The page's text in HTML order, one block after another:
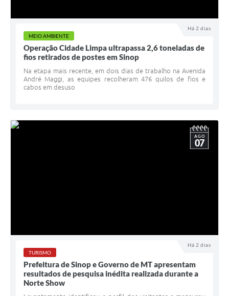
Há 2 dias
MEIO AMBIENTE
Operação Cidade Limpa ultrapassa 2,6 toneladas de
fios retirados de postes em Sinop
Na etapa mais recente, em dois dias de trabalho na Avenida
André Maggi, as equipes recolheram 476 quilos de fios e
cabos em desuso
Há 2 dias
AGO
07
TURISMO
Prefeitura de Sinop e Governo de MT apresentam
resultados de pesquisa inédita realizada durante a
Norte Show